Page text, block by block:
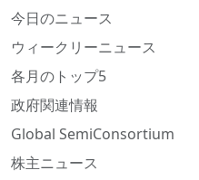
今日のニュース
ウィークリーニュース
各月のトップ5
政府関連情報
Global SemiConsortium
株主ニュース